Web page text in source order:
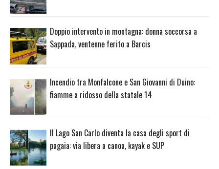
Doppio intervento in montagna: donna soccorsa a
Sappada, ventenne ferito a Barcis
Incendio tra Monfalcone e San Giovanni di Duino:
fiamme a ridosso della statale 14
Il Lago San Carlo diventa la casa degli sport di
pagaia: via libera a canoa, kayak e SUP